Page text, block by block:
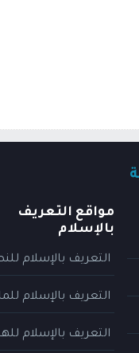
مواقع التعريف
بالإسلام
التعريف بالإسلام
التعريف بالإسلام
التعريف بالإسلام